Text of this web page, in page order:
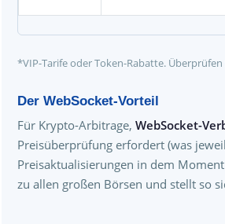
*VIP-Tarife oder Token-Rabatte.
Der WebSocket-Vorteil
Für Krypto-Arbitrage, WebSocket-
Preisüberprüfung erfordert (was
Preisaktualisierungen in dem
zu allen großen Börsen und stellt so